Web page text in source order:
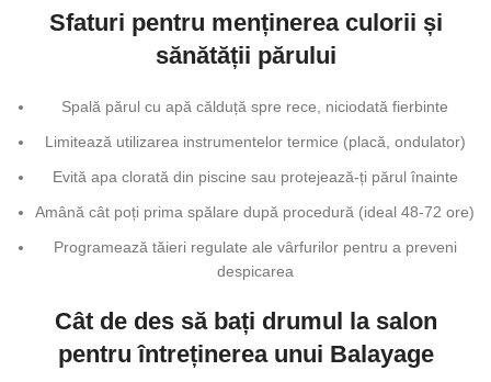
Sfaturi pentru menținerea culorii și
sănătății părului
Spală părul cu apă călduță spre rece, niciodată fierbinte
Limitează utilizarea instrumentelor termice (placă, ondulator)
Evită apa clorată din piscine sau protejează-ți părul înainte
Amână cât poți prima spălare după procedură (ideal 48-72 ore)
Programează tăieri regulate ale vârfurilor pentru a preveni
despicarea
Cât de des să bați drumul la salon
pentru întreținerea unui Balayage